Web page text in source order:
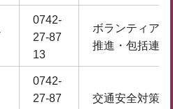
0742-
27-87
13
ボランティア/
推進・包括連
0742-
27-87
交通安全対策